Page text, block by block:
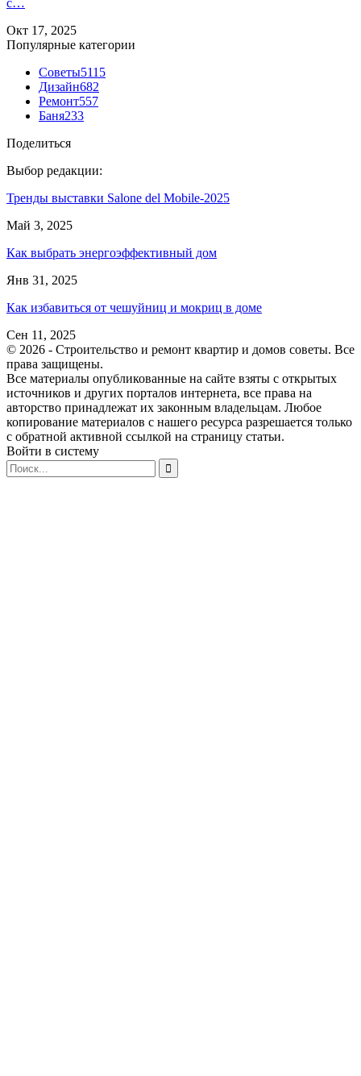
Окт 17, 2025
Популярные категории
Советы5115
Дизайн682
Ремонт557
Баня233
Поделиться
Выбор редакции:
Тренды выставки Salone del Mobile-2025
Май 3, 2025
Как выбрать энергоэффективный дом
Янв 31, 2025
Как избавиться от чешуйниц и мокриц в доме
Сен 11, 2025
© 2026 - Строительство и ремонт квартир и домов советы. Все
права защищены.
Все материалы опубликованные на сайте взяты с открытых
источников и других порталов интернета, все права на
авторство принадлежат их законным владельцам. Любое
копирование материалов с нашего ресурса разрешается только
с обратной активной ссылкой на страницу статьи.
Войти в систему